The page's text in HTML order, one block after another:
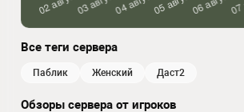
Все теги сервера
паблик женский даст2
Обзоры сервера от игроков